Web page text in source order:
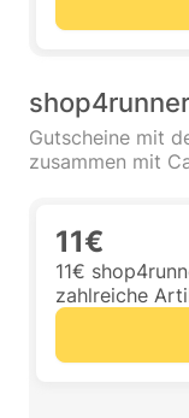
Gutscheine mit
zusammen mit
11€
11€
zahlreiche